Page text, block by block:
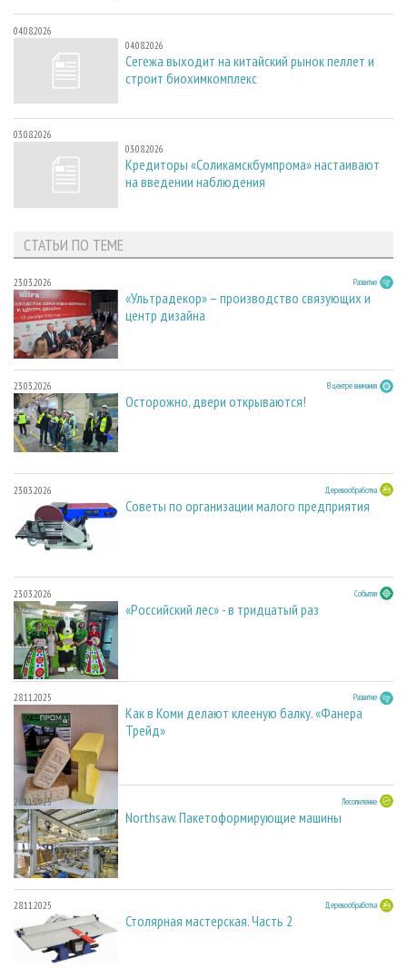
04.08.2026
04.08.2026
Сегежа выходит на китайский рынок пеллет и
строит биохимкомплекс
03.08.2026
03.08.2026
Кредиторы «Соликамскбумпрома» настаивают
на введении наблюдения
СТАТЬИ ПО ТЕМЕ
23.03.2026 Развитие
«Ультрадекор» – производство связующих и
центр дизайна
23.03.2026 В центре внимания
Осторожно, двери открываются!
23.03.2026 Деревообработка
Советы по организации малого предприятия
23.03.2026 События
«Российский лес» - в тридцатый раз
28.11.2025 Развитие
Как в Коми делают клееную балку. «Фанера
Трейд»
28.11.2025 Лесопиление
Northsaw. Пакетоформирующие машины
28.11.2025 Деревообработка
Столярная мастерская. Часть 2